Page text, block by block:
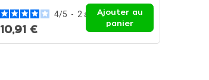
4/5 - 2 avis
10,91 €
Ajouter au
panier